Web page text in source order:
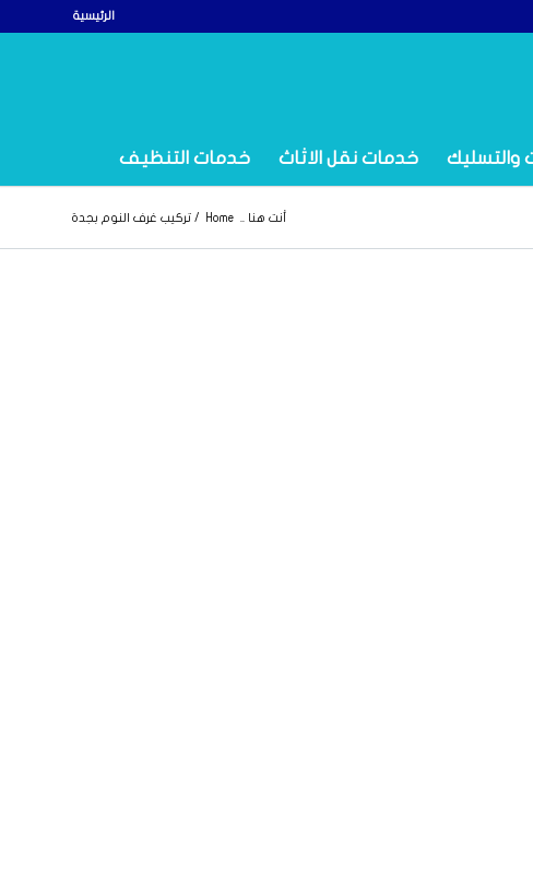
الرئيسية
والتسليك خدمات نقل الاثاث خدمات التنظيف
أنت هنا .. Home
/ تركيب غرف النوم بجدة